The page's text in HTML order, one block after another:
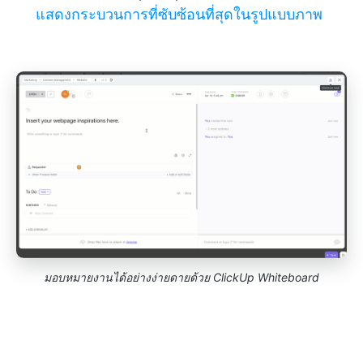
แสดงกระบวนการที่ซับซ้อนที่สุดในรูปแบบภาพ
มอบหมายงานได้อย่างง่ายดายด้วย ClickUp Whiteboard